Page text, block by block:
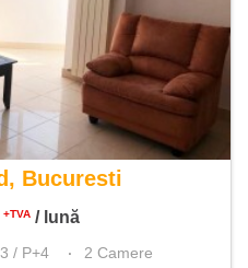
2 camere
Bucuresti
+TVA / lună
/ P+4
2 Camere